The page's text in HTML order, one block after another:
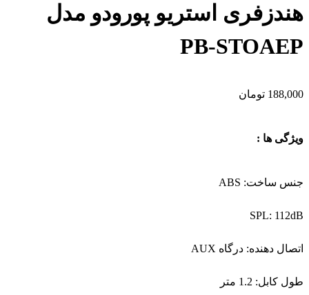
هندزفری استریو پورودو مدل
PB-STOAEP
188,000 تومان
ویژگی ها :
جنس ساخت: ABS
SPL: 112dB
اتصال دهنده: درگاه AUX
طول کابل: 1.2 متر